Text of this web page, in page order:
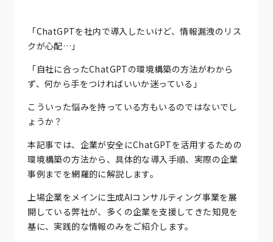
「ChatGPTを社内で導入したいけど、情報漏洩のリス
クが心配…」
「自社に合ったChatGPTの環境構築の方法がわから
ず、何から手をつければいいか迷っている」
こういった悩みを持っている方もいるのではないでし
ょうか？
本記事では、企業が安全にChatGPTを活用するための
環境構築の方法から、具体的な導入手順、実際の企業
事例までを網羅的に解説します。
上場企業をメインに生成AIコンサルティング事業を展
開している弊社が、多くの企業を支援してきた知見を
基に、実践的な情報のみをご紹介します。